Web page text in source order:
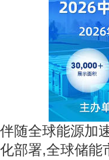
伴随全球能源加
化部署,全球储能